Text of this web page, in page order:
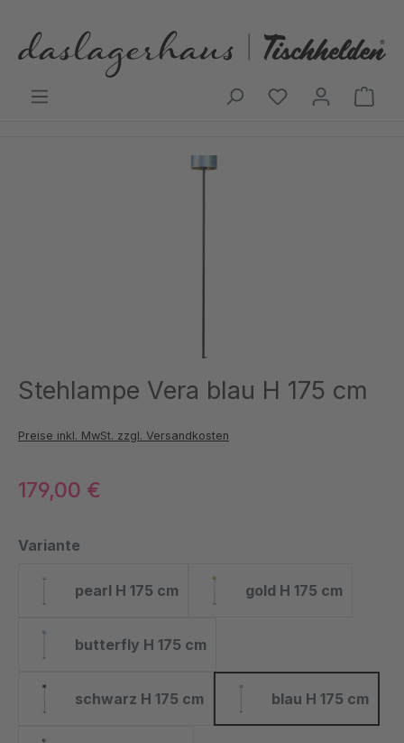
Bildergalerie überspringen
Stehlampe Vera blau H 175 cm
Preise inkl. MwSt. zzgl. Versandkosten
179,00 €
Variante
pearl H 175 cm
pearl H 175 cm
gold H 175 cm
gold H 175 cm
butterfly H 175 cm
butterfly H 175 cm
schwarz H 175 cm
schwarz H 175 cm
blau H 175 cm
blau H 175 cm